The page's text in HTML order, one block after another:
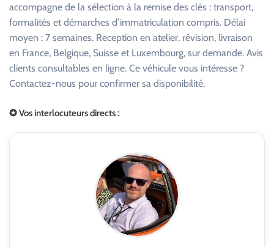
accompagne de la sélection à la remise des clés : transport,
formalités et démarches d’immatriculation compris. Délai
moyen : 7 semaines. Reception en atelier, révision, livraison
en France, Belgique, Suisse et Luxembourg, sur demande. Avis
clients consultables en ligne. Ce véhicule vous intéresse ?
Contactez-nous pour confirmer sa disponibilité.
✪ Vos interlocuteurs directs :